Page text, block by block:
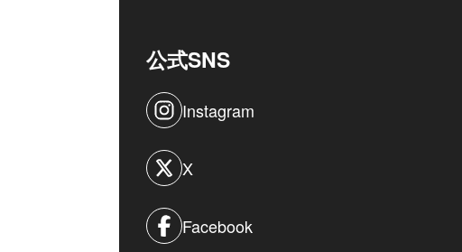
公式SNS
Instagram
X
Facebook